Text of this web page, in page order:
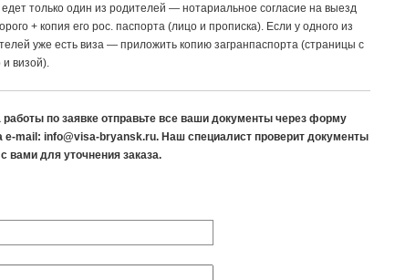
едет только один из родителей — нотариальное согласиена выезд
+ копия его рос. паспорта (лицо и прописка). Если у одного из
уже есть виза — приложить копию загранпаспорта (страницы с
визой).
по заявке отправьте все ваши документы через форму
e-mail: info@visa-bryansk.ru. Наш специалист проверит документы
вами для уточнения заказа.